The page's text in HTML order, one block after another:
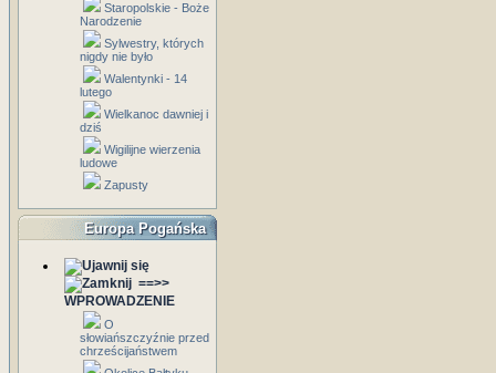
Staropolskie - Boże
Narodzenie
Sylwestry, których
nigdy nie było
Walentynki - 14
lutego
Wielkanoc dawniej i
dziś
Wigilijne wierzenia
ludowe
Zapusty
Europa Pogańska
==>>
WPROWADZENIE
O
słowiańszczyźnie przed
chrześcijaństwem